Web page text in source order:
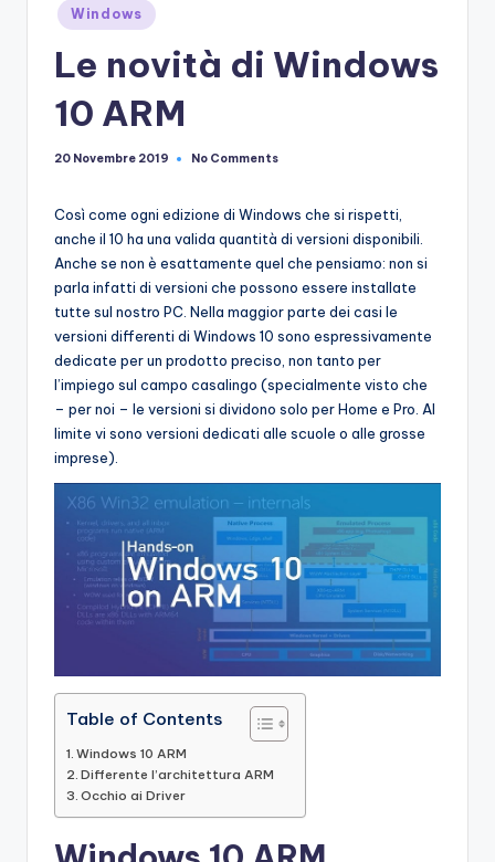
Windows
Le novità di Windows
10 ARM
20 Novembre 2019 No Comments
Così come ogni edizione di Windows che si rispetti,
anche il 10 ha una valida quantità di versioni disponibili.
Anche se non è esattamente quel che pensiamo: non si
parla infatti di versioni che possono essere installate
tutte sul nostro PC. Nella maggior parte dei casi le
versioni differenti di Windows 10 sono espressivamente
dedicate per un prodotto preciso, non tanto per
l’impiego sul campo casalingo (specialmente visto che
– per noi – le versioni si dividono solo per Home e Pro. Al
limite vi sono versioni dedicati alle scuole o alle grosse
imprese).
Table of Contents
Windows 10 ARM
Differente l’architettura ARM
Occhio ai Driver